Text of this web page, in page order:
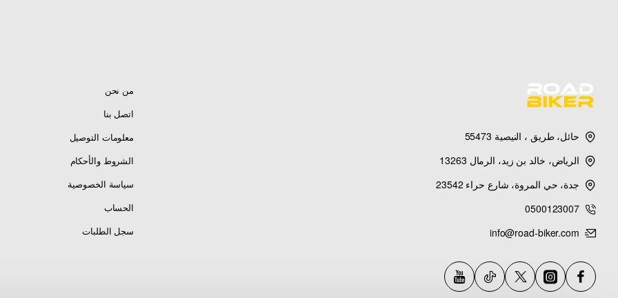
حائل، طريق ، النيصية 55473
الرياض، خالد بن زيد، الرمال 13263
جدة، حي المروة، شارع حراء 23542
0500123007
info@road-biker.com
من نحن
اتصل بنا
معلومات التوصيل
الشروط والأحكام
سياسة الخصوصية
الحساب
سجل الطلبات